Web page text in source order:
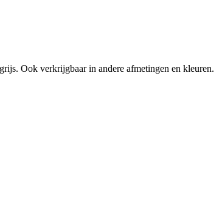
Ook verkrijgbaar in andere afmetingen en kleuren.